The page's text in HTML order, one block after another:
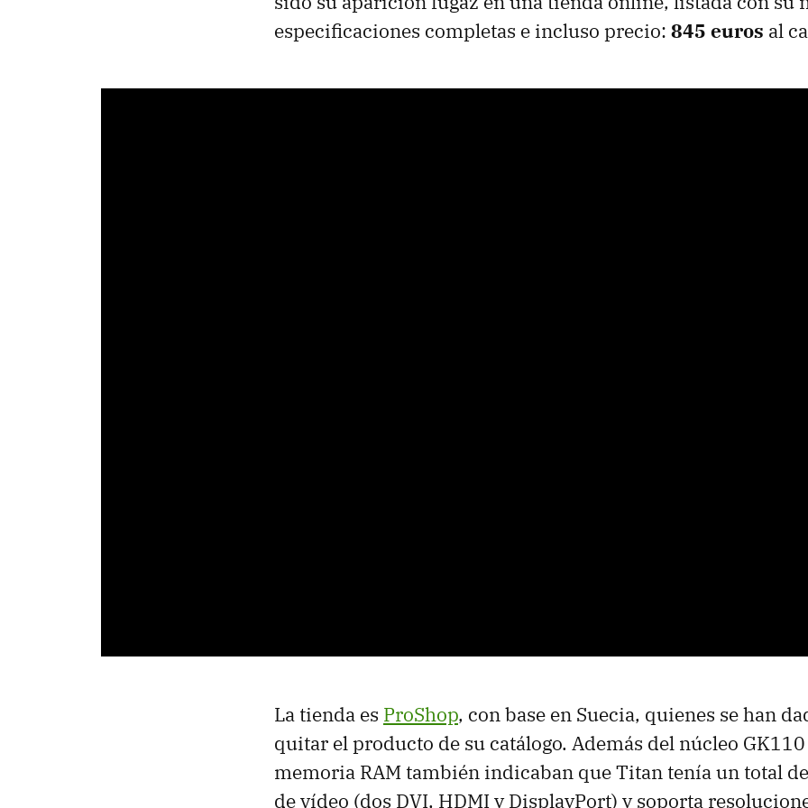
especificaciones completas e incluso precio: 845 euros al
La tienda es ProShop, con base en Suecia, quienes se han
quitar el producto de su catálogo. Además del núcleo GK110
memoria RAM también indicaban que Titan tenía un total
de vídeo (dos DVI, HDMI y DisplayPort) y soporta